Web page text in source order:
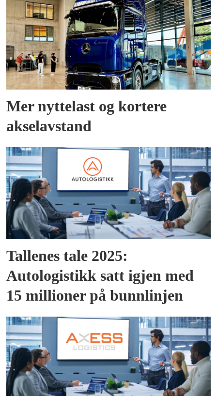
Mer nyttelast og kortere
akselavstand
Tallenes tale 2025:
Autologistikk satt igjen med
15 millioner på bunnlinjen